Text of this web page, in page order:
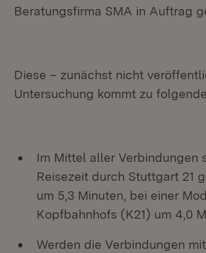
Beratungsfirma SMA in Auftrag
Diese – zunächst nicht
Untersuchung kommt zu
Im Mittel aller Verbindungen
Reisezeit durch Stuttgart 21
um 5,3 Minuten, bei einer
Kopfbahnhofs (K21) um 4,0
Werden die Verbindungen